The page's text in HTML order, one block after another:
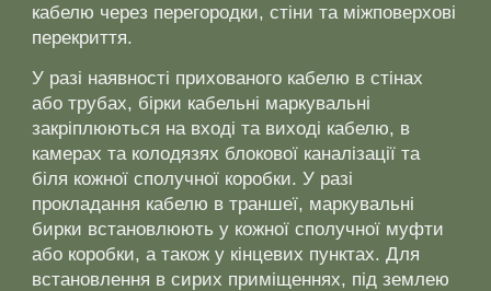
кабелю через перегородки, стіни та міжповерхові
перекриття.
У разі наявності прихованого кабелю в стінах
або трубах, бірки кабельні маркувальні
закріплюються на вході та виході кабелю, в
камерах та колодязях блокової каналізації та
біля кожної сполучної коробки. У разі
прокладання кабелю в траншеї, маркувальні
бирки встановлюють у кожної сполучної муфти
або коробки, а також у кінцевих пунктах. Для
встановлення в сирих приміщеннях, під землею